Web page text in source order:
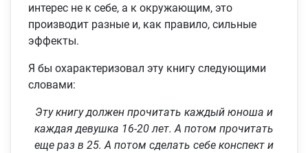
интерес не к себе, а к окружающим, это
производит разные и, как правило, сильные
эффекты.
Я бы охарактеризовал эту книгу следующими
словами:
Эту книгу должен прочитать каждый юноша и
каждая девушка 16-20 лет. А потом прочитать
еще раз в 25. А потом сделать себе конспект и